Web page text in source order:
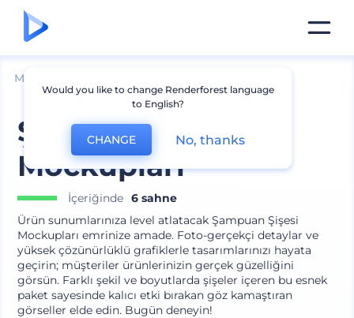
Mockuplar
Şampuan Şişesi
Mockupları
İçeriğinde 6 sahne
Ürün sunumlarınıza level atlatacak Şampuan Şişesi
Mockupları emrinize amade. Foto-gerçekçi detaylar ve
yüksek çözünürlüklü grafiklerle tasarımlarınızı hayata
geçirin; müşteriler ürünlerinizin gerçek güzelliğini
görsün. Farklı şekil ve boyutlarda şişeler içeren bu esnek
paket sayesinde kalıcı etki bırakan göz kamaştıran
görseller elde edin. Bugün deneyin!
Would you like to change Renderforest language
to English?
CHANGE No, thanks